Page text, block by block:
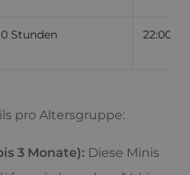
Stunden 22:00 -
pro Altersgruppe:
3 Monate): Diese Minis